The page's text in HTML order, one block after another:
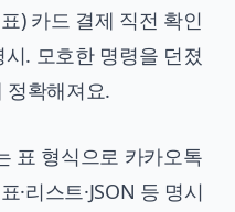
) 카드 결제 직전 확인
. 모호한 명령을 던졌
정확해져요.
표 형식으로 카카오톡
·리스트·JSON 등 명시